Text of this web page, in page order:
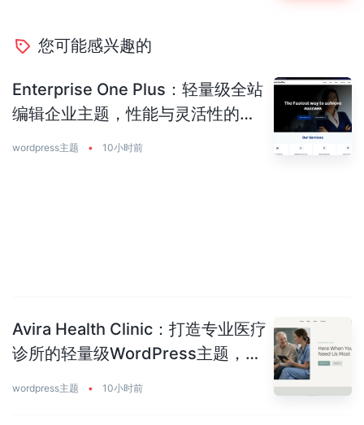
您可能感兴趣的
Enterprise One Plus：轻量级全站
编辑企业主题，性能与灵活性的完
wordpress主题 • 10小时前
Avira Health Clinic：打造专业医疗
诊所的轻量级WordPress主题，让
wordpress主题 • 10小时前